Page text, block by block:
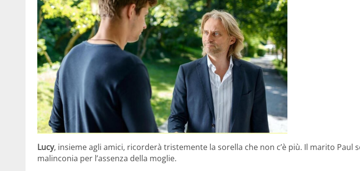
Lucy, insieme agli amici, ricorderà tristemente la sorella che non c’è più. Il marito Paul
malinconia per l’assenza della moglie.